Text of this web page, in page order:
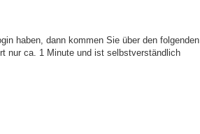
haben, dann kommen Sie über den folgenden
nur ca. 1 Minute und ist selbstverständlich